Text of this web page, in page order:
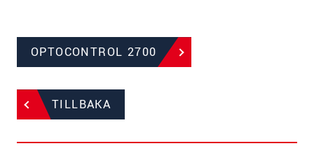
OPTOCONTROL 2700
TILLBAKA